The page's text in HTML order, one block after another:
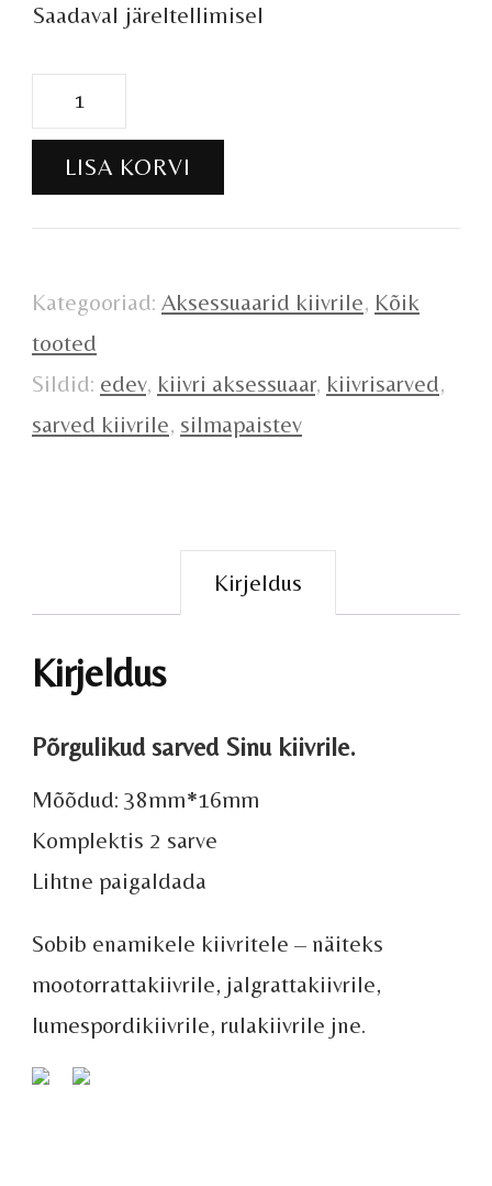
Saadaval järeltellimisel
Kiivrisarved
kogus
LISA KORVI
Kategooriad: Aksessuaarid kiivrile, Kõik
tooted
Sildid: edev, kiivri aksessuaar, kiivrisarved,
sarved kiivrile, silmapaistev
Kirjeldus
Kirjeldus
Põrgulikud sarved Sinu kiivrile.
Mõõdud: 38mm*16mm
Komplektis 2 sarve
Lihtne paigaldada
Sobib enamikele kiivritele – näiteks
mootorrattakiivrile, jalgrattakiivrile,
lumespordikiivrile, rulakiivrile jne.